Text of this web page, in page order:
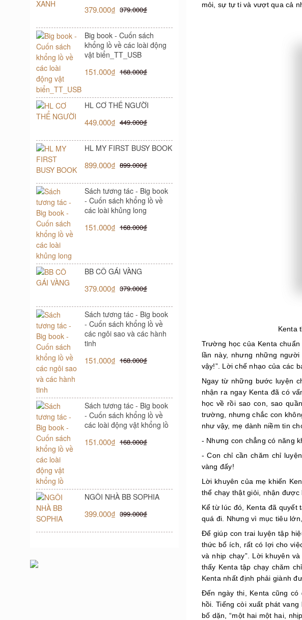
379.000₫ 379.000₫
Big book - Cuốn sách
khổng lồ về các loài động
vật biển_TT_USB
151.000₫ 168.000₫
HL CƠ THỂ NGƯỜI
449.000₫ 449.000₫
HL MY FIRST BUSY BOOK
899.000₫ 899.000₫
Sách tương tác - Big book
- Cuốn sách khổng lồ về
các loài khủng long
151.000₫ 168.000₫
BB CÔ GÁI VÀNG
379.000₫ 379.000₫
Sách tương tác - Big book
- Cuốn sách khổng lồ về
các ngôi sao và các hành
tinh
151.000₫ 168.000₫
Sách tương tác - Big book
- Cuốn sách khổng lồ về
các loài động vật khổng lồ
151.000₫ 168.000₫
NGÔI NHÀ BB SOPHIA
399.000₫ 399.000₫
mỏi, sự tự ti và vượt qua cả
Kenta
Trường học của Kenta
lần này, nhưng những
vậy!”. Lời chế nhạo của các
Ngay từ những bước luyện
nhận ra ngay Kenta đã có
học về rồi sao con, sao
trường, nhưng chắc con
như vậy, mẹ dành niềm tin
- Nhưng con chẳng có năng
- Con chỉ cần chăm chỉ
vàng đấy!
Lời khuyên của mẹ khiến
thể chạy thật giỏi, nhận
Kể từ lúc đó, Kenta đã
quá đi. Nhưng vì mục tiêu
Để giúp con trai luyện tập
thức bổ ích, rất có lợi cho
và nhịp chạy”. Lời khuyên
thấy Kenta tập chạy chăm
Kenta nhất định phải giành
Đến ngày thi, Kenta cũng
hồi. Tiếng còi xuất phát
bố dặn, “một hai một hai,